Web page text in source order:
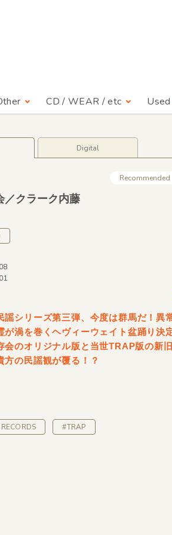
CD / WEAR / etc Used
Digital
Recommended
／クラーク内藤
謡シリーズ第三弾、今度は群馬だ！異
が渦を巻くヘヴィーウェイト盆踊り決
会のオリジナル版と当世TRAP版の新
方の民謡観が覆る！？
#TRAP